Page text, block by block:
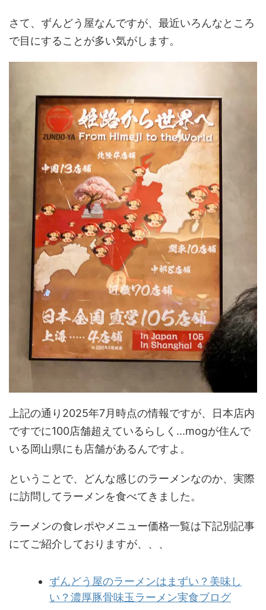
さて、ずんどう屋なんですが、最近いろんなところ
で目にすることが多い気がします。
上記の通り2025年7月時点の情報ですが、日本店内
ですでに100店舗超えているらしく...mogが住んで
いる岡山県にも店舗があるんですよ。
ということで、どんな感じのラーメンなのか、実際
に訪問してラーメンを食べてきました。
ラーメンの食レポやメニュー価格一覧は下記別記事
にてご紹介しておりますが、、、
ずんどう屋のラーメンはまずい？美味し
い？濃厚豚骨味玉ラーメン実食ブログ